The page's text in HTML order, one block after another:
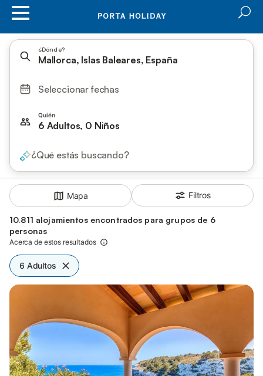
¿Dónde?
Mallorca, Islas Baleares, España
Seleccionar fechas
Quién
6 Adultos, 0 Niños
¿Qué estás buscando?
Mapa Filtros
10.811 alojamientos encontrados para grupos de 6
personas
Acerca de estos resultados
6 Adultos